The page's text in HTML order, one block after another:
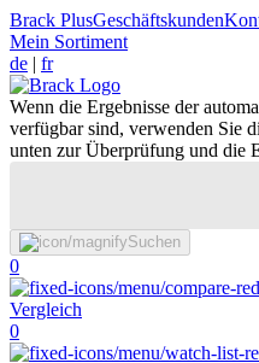
Brack PlusGeschäftskunden
Mein Sortiment
de | fr
Wenn die Ergebnisse der
verfügbar sind, verwenden Sie
unten zur Überprüfung und die
Suchen
0
Vergleich
0